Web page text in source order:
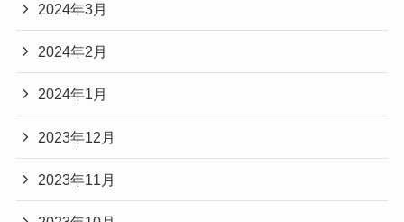
2024年3月
2024年2月
2024年1月
2023年12月
2023年11月